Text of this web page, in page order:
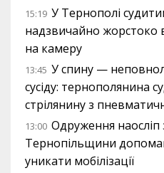
15:19 У Тернополі
надзвичайно жорстоко
на камеру
13:45 У спину —
сусіду: тернополянина
стрілянину з
13:00 Одруження наосліп
Тернопільщини
уникати мобілізації